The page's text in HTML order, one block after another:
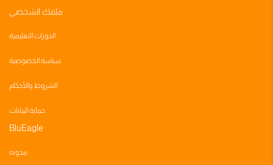
ملفك الشخصي
الدورات التعليمية
سياسة الخصوصية
الشروط والأحكام
حماية البيانات
BluEagle
مدونه